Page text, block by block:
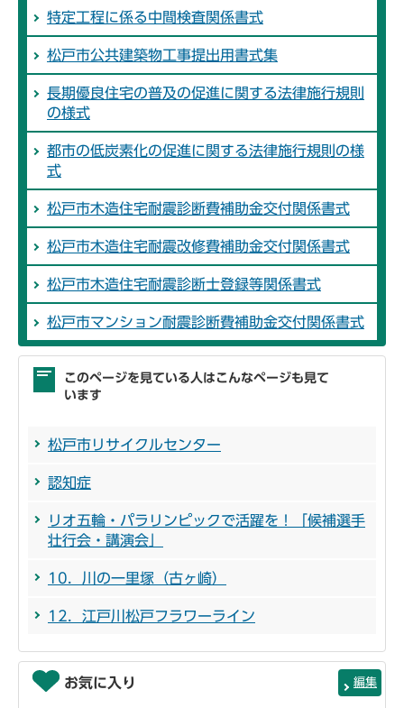
特定工程に係る中間検査関係書式
松戸市公共建築物工事提出用書式集
長期優良住宅の普及の促進に関する法律施行規則
の様式
都市の低炭素化の促進に関する法律施行規則の様
式
松戸市木造住宅耐震診断費補助金交付関係書式
松戸市木造住宅耐震改修費補助金交付関係書式
松戸市木造住宅耐震診断士登録等関係書式
松戸市マンション耐震診断費補助金交付関係書式
このページを見ている人はこんなページも見て
います
松戸市リサイクルセンター
認知症
リオ五輪・パラリンピックで活躍を！「候補選手
壮行会・講演会」
10．川の一里塚（古ヶ崎）
12．江戸川松戸フラワーライン
お気に入り 編集